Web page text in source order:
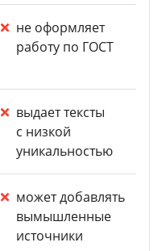
не оформляет
работу по ГОСТ
выдает тексты
с низкой
уникальностью
может добавлять
вымышленные
источники